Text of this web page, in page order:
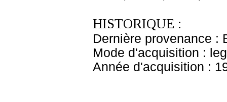
HISTORIQUE :
Dernière provenance :
Mode d'acquisition :
Année d'acquisition :